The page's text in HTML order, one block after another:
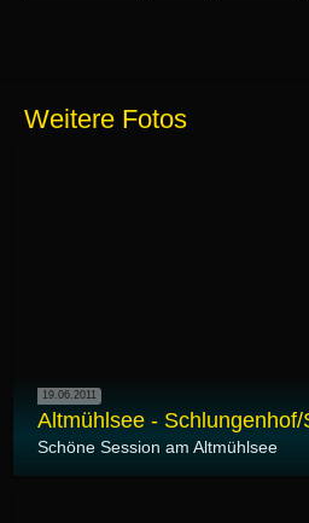
Weitere Fotos
19.06.2011
Altmühlsee - Schlungenhof/
Schöne Session am Altmühlsee